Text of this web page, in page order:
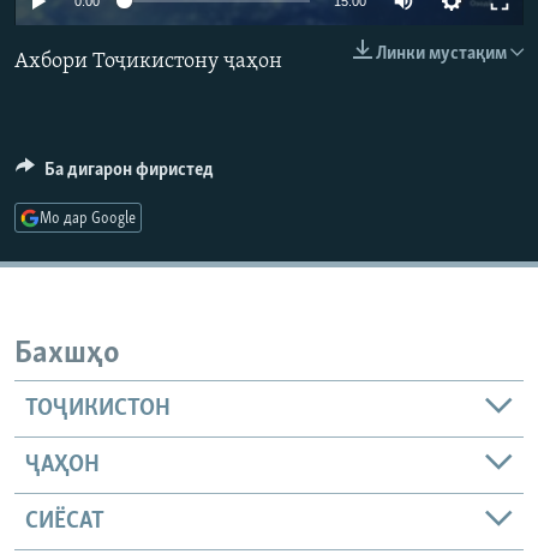
ГУЗОРИШҲОИ РАДИОӢ
Ҳамаи сомонаҳои RFE/RL
Линки мустақим
Ахбори Тоҷикистону ҷаҳон
Ба дигарон фиристед
Мо дар Google
Бахшҳо
ТОҶИКИСТОН
ҶАҲОН
СИЁСАТ